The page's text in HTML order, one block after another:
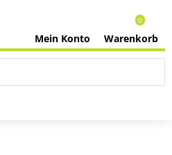
Warenkorb
0
Mein Konto